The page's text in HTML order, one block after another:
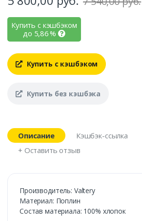
Купить с кэшбэком
до 5,86%
Купить с кэшбэком
Купить без кэшбэка
Описание
Кэшбэк-ссылка
+ Оставить отзыв
Производитель: Valtery
Материал: Поплин
Состав материала: 100% хлопок